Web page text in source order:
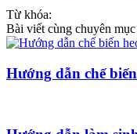
Từ khóa:
Bài viết cùng chuyên mục
Hướng dẫn chế